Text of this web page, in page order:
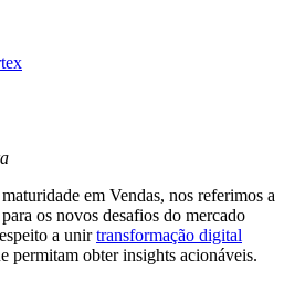
em Vendas, nos referimos a
os novos desafios do mercado
a unirtransformação digital
permitam obter insights acionáveis.